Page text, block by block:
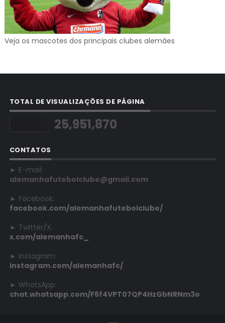
Veja os mascotes dos principais clubes alemães
TOTAL DE VISUALIZAÇÕES DE PÁGINA
25,951,870
CONTATOS
► E-mail:
alemanhafutebolclube@gmail.com
► Facebook:
facebook.com/alemanhafutebolclube/
► Twitter/X:
x.com/alemanhafc_
► Instagram:
instagram.com/alemanhafc/
► WhatsApp:
chat.whatsapp.com/F6f4VPT07QP4HzGbNRNm3o